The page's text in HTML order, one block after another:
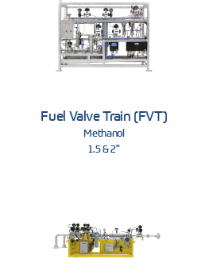
Fuel Valve Train (FVT)
Methanol
1.5 & 2"